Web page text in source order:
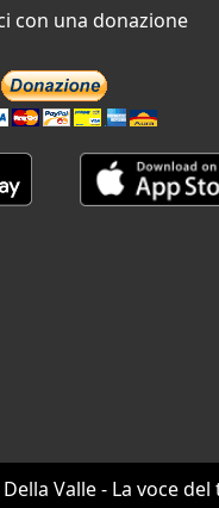
con una donazione
Valle - La voce